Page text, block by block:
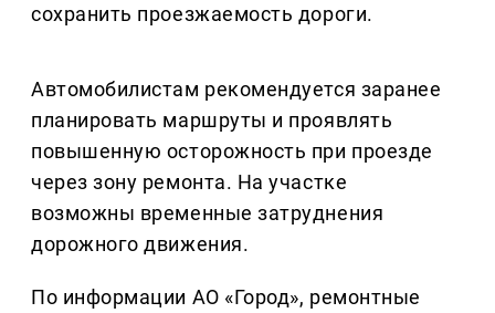
сохранить проезжаемость дороги.
Автомобилистам рекомендуется заранее
планировать маршруты и проявлять
повышенную осторожность при проезде
через зону ремонта. На участке
возможны временные затруднения
дорожного движения.
По информации АО «Город», ремонтные